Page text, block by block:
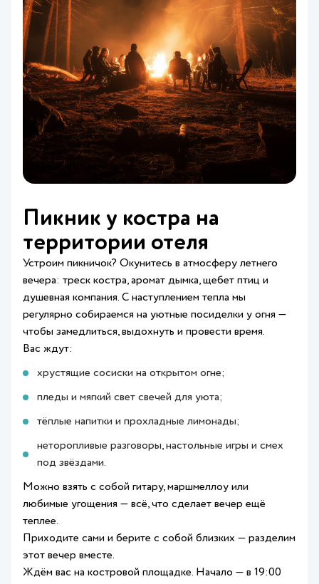
Пикник у костра на
территории отеля
Устроим пикничок? Окунитесь в атмосферу летнего
вечера: треск костра, аромат дымка, щебет птиц и
душевная компания. С наступлением тепла мы
регулярно собираемся на уютные посиделки у огня —
чтобы замедлиться, выдохнуть и провести время.
Вас ждут:
хрустящие сосиски на открытом огне;
пледы и мягкий свет свечей для уюта;
тёплые напитки и прохладные лимонады;
неторопливые разговоры, настольные игры и смех
под звёздами.
Можно взять с собой гитару, маршмеллоу или
любимые угощения — всё, что сделает вечер ещё
теплее.
Приходите сами и берите с собой близких — разделим
этот вечер вместе.
Ждём вас на костровой площадке. Начало — в 19:00